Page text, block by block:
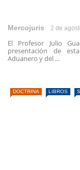
Mercojuris 2 de
El Profesor Julio
presentación de
Aduanero y del ...
DOCTRINA LIBROS